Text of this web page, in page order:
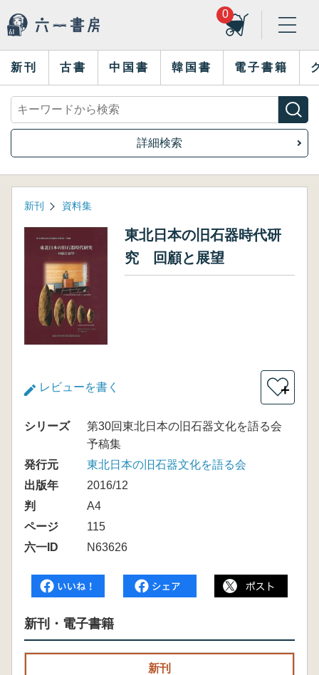
0
新刊 古書 中国書 韓国書 電子書籍
詳細検索
新刊 資料集
東北日本の旧石器時代研
究 回顧と展望
レビューを書く ＋
シリーズ
第30回東北日本の旧石器文化を語る会
予稿集
発行元
東北日本の旧石器文化を語る会
出版年
2016/12
判
A4
ページ
115
六一ID
N63626
新刊・電子書籍
新刊